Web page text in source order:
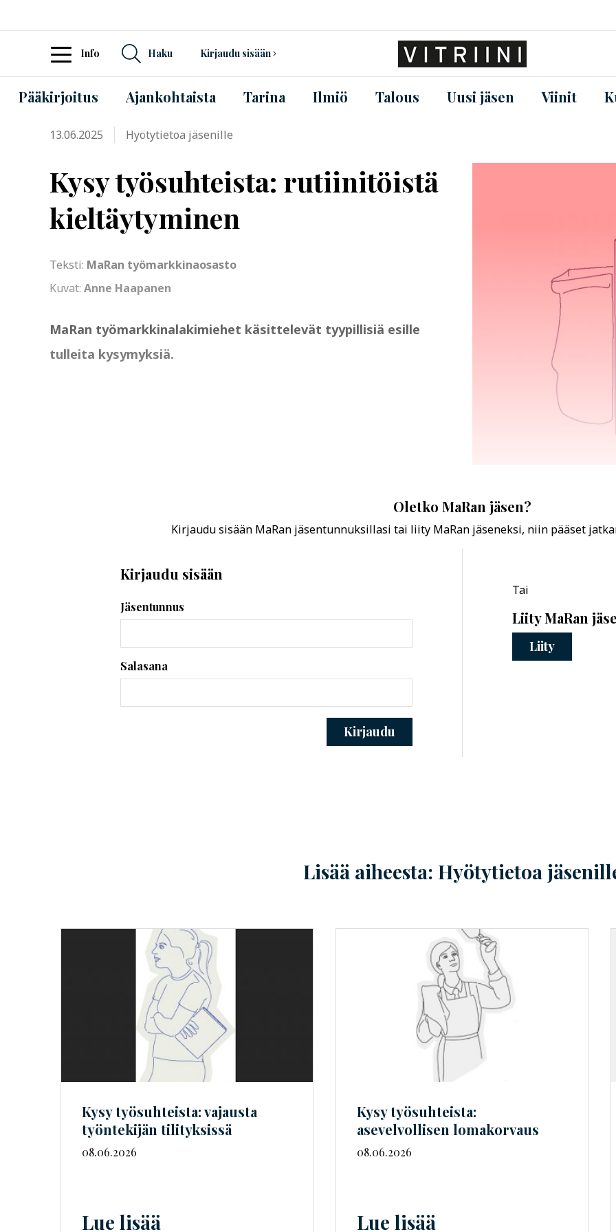
Info Haku Kirjaudu sisään
Pääkirjoitus Ajankohtaista Tarina Ilmiö Talous Uusi jäsen Viinit
13.06.2025 Hyötytietoa jäsenille
Kysy työsuhteista: rutiinitöistä
kieltäytyminen
Teksti: MaRan työmarkkinaosasto
Kuvat: Anne Haapanen
MaRan työmarkkinalakimiehet käsittelevät tyypillisiä esille
tulleita kysymyksiä.
Oletko MaRan jäsen?
Kirjaudu sisään MaRan jäsentunnuksillasi tai liity MaRan jäseneksi, niin pääset
Kirjaudu sisään
Jäsentunnus
Salasana
Kirjaudu
Tai
Liity MaRan
Liity
Lisää aiheesta: Hyötytietoa
Kysy työsuhteista: vajausta
työntekijän tilityksissä
08.06.2026
Lue lisää
Kysy työsuhteista:
asevelvollisen lomakorvaus
08.06.2026
Lue lisää